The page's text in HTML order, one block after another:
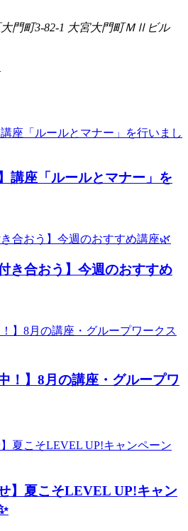
門町3-82-1 大宮大門町ＭⅡビル
講座「ルールとマナー」を
き合おう】今週のおすすめ
！】8月の講座・グループワ
】夏こそLEVEL UP!キャン